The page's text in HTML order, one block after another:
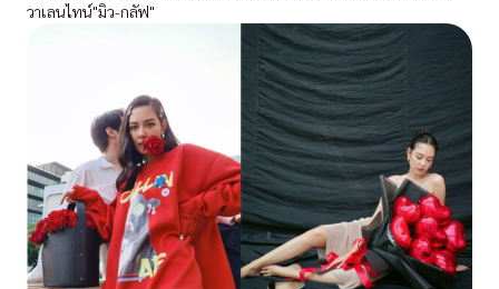
วาเลนไทน์"มิว-กลัฟ"